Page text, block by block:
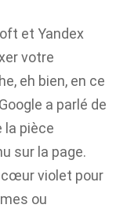
et Yandex
votre
eh bien, en ce
a parlé de
la pièce
sur la page.
violet pour
ou